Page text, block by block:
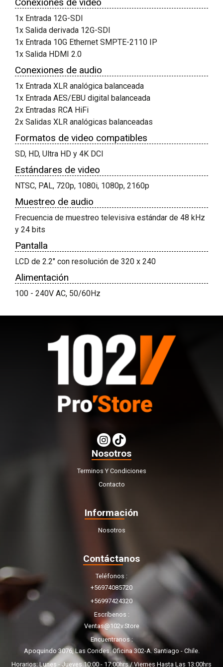
Conexiones de video
1x Entrada 12G-SDI
1x Salida derivada 12G-SDI
1x Entrada 10G Ethernet SMPTE-2110 IP
1x Salida HDMI 2.0
Conexiones de audio
1x Entrada XLR analógica balanceada
1x Entrada AES/EBU digital balanceada
2x Entradas RCA HiFi
2x Salidas XLR analógicas balanceadas
Formatos de video compatibles
SD, HD, Ultra HD y 4K DCI
Estándares de video
NTSC, PAL, 720p, 1080i, 1080p, 2160p
Muestreo de audio
Frecuencia de muestreo televisiva estándar de 48 kHz
y 24 bits
Pantalla
LCD de 2.2" con resolución de 320 x 240
Alimentación
100 - 240V AC, 50/60Hz
Nosotros
Terminos Y Condiciones
Contacto
Información
Nosotros
Contáctanos
Teléfonos
+56974085720
+56997424320
Escríbenos
Ventas@102v.store
Encuentranos
Apoquindo 3076, Las Condes. Oficina 302-A. Santiago - Chile.
Horarios: Lunes - Jueves 10:00 - 17:00hrs / Viernes Hasta Las 13:00hrs